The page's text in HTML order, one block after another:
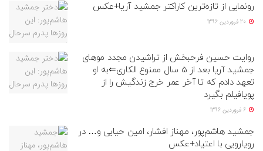
رونمایی از تازه‌ترین کاراکتر جمشید آریا+عکس
روایت حسین فرحبخش از تراشیدن مجدد موهای
جمشید آریا بعد از 5 سال ممنوع الکاری⇐به او
تعهد دادم که تا آخر عمر خرج زندگیش را از
پویافیلم بگیرد
جمشید هاشم‌پور، مهناز افشار، امین حیایی و… در
رویارویی با اعتیاد+عکس